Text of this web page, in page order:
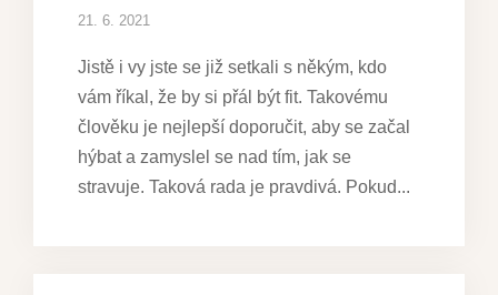
21. 6. 2021
Jistě i vy jste se již setkali s někým, kdo
vám říkal, že by si přál být fit. Takovému
člověku je nejlepší doporučit, aby se začal
hýbat a zamyslel se nad tím, jak se
stravuje. Taková rada je pravdivá. Pokud